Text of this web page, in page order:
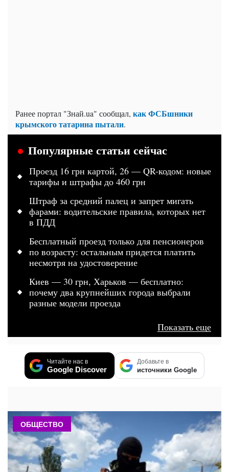
Ранее портал "Знай.ua" сообщал, как ФСБшники
крымского татарина пытали.
Популярные статьи сейчас
Проезд 16 грн картой, 26 — QR-кодом: новые
тарифы и штрафы до 460 грн
Штраф за средний палец и запрет мигать
фарами: водительские правила, которых нет
в ПДД
Бесплатный проезд только для пенсионеров
по возрасту: остальным придется платить
несмотря на удостоверение
Киев — 30 грн, Харьков — бесплатно:
почему два крупнейших города выбрали
разные модели проезда
Показать еще
Читайте нас в
Google Discover
Добавьте в
источники Google
ОБЩЕСТВО